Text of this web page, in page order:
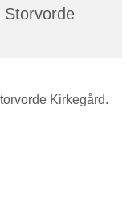
Storvorde
Kirkegård.